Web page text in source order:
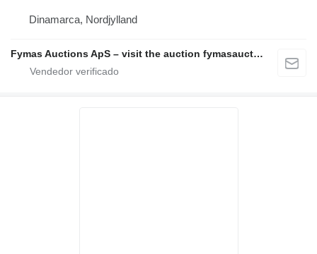
Dinamarca, Nordjylland
Fymas Auctions ApS – visit the auction fymasauctions.dk